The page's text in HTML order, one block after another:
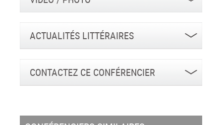
ACTUALITÉS LITTÉRAIRES
CONTACTEZ CE CONFÉRENCIER